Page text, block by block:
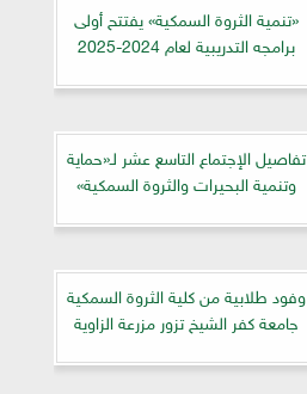
«تنمية الثروة السمكية» يفتتح أولى
برامجه التدريبية لعام 2024-2025
تفاصيل الإجتماع التاسع عشر لـ«حماية
وتنمية البحيرات والثروة السمكية»
وفود طلابية من كلية الثروة السمكية
جامعة كفر الشيخ تزور مزرعة الزاوية